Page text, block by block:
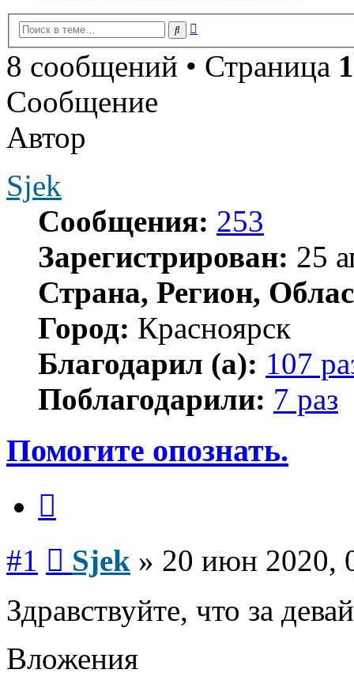
Поиск
8 сообщений • Страница 1
Сообщение
Автор
Sjek
Сообщения: 253
Зарегистрирован: 25
Страна, Регион,
Город: Красноярск
Благодарил (а): 107
Поблагодарили: 7 раз
Помогите опознать.
#1 Sjek » 20 июн 2020,
Здравствуйте, что за
Вложения